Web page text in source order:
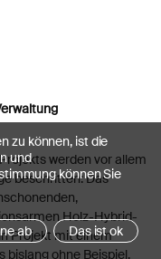
werden vor allem
beschritten: Das
Holz-Hybrid-
Projekt mit einem
bislang ohne Beispiel.
zu können, ist die
und
können Sie
ab Das ist ok